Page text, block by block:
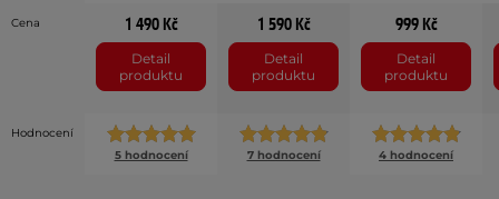
Cena 1 490 Kč
Detail
produktu
1 590 Kč
Detail
produktu
999 Kč
Detail
produktu
Hodnocení
5 hodnocení
7 hodnocení 4 hodnocení